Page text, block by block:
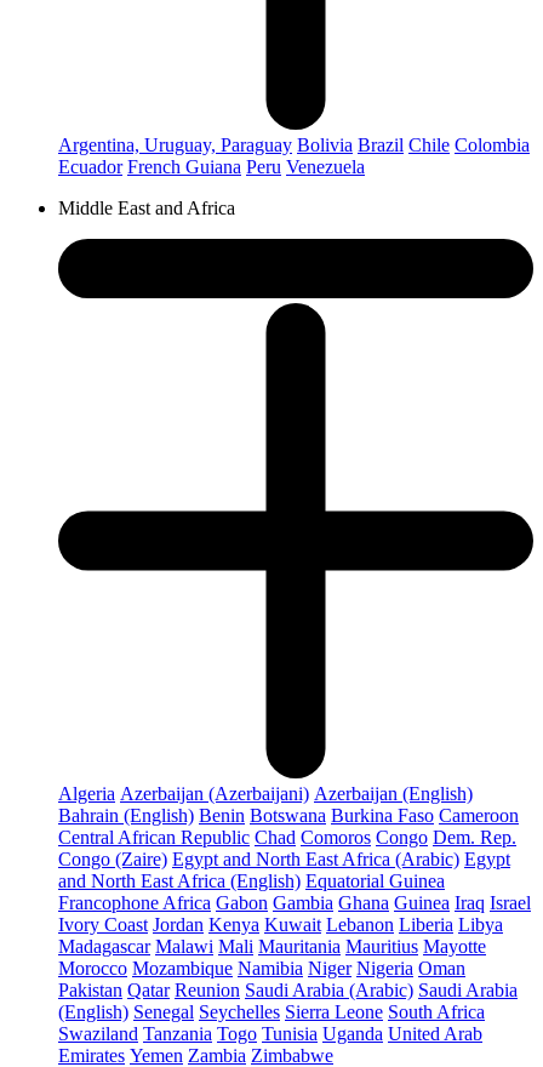
Argentina, Uruguay, Paraguay Bolivia Brazil Chile Colombia
Ecuador French Guiana Peru Venezuela
Middle East and Africa
Algeria Azerbaijan (Azerbaijani) Azerbaijan (English)
Bahrain (English) Benin Botswana Burkina Faso Cameroon
Central African Republic Chad Comoros Congo Dem. Rep.
Congo (Zaire) Egypt and North East Africa (Arabic) Egypt
and North East Africa (English) Equatorial Guinea
Francophone Africa Gabon Gambia Ghana Guinea Iraq Israel
Ivory Coast Jordan Kenya Kuwait Lebanon Liberia Libya
Madagascar Malawi Mali Mauritania Mauritius Mayotte
Morocco Mozambique Namibia Niger Nigeria Oman
Pakistan Qatar Reunion Saudi Arabia (Arabic) Saudi Arabia
(English) Senegal Seychelles Sierra Leone South Africa
Swaziland Tanzania Togo Tunisia Uganda United Arab
Emirates Yemen Zambia Zimbabwe